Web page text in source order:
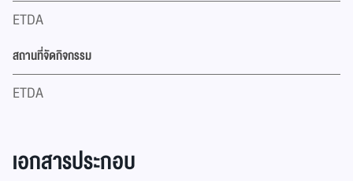
ETDA
สถานที่จัดกิจกรรม
ETDA
เอกสารประกอบ